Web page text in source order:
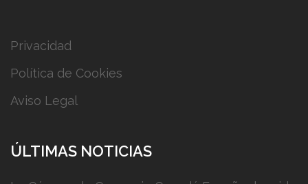
Privacidad
Política de Cookies
Aviso Legal
ÚLTIMAS NOTICIAS